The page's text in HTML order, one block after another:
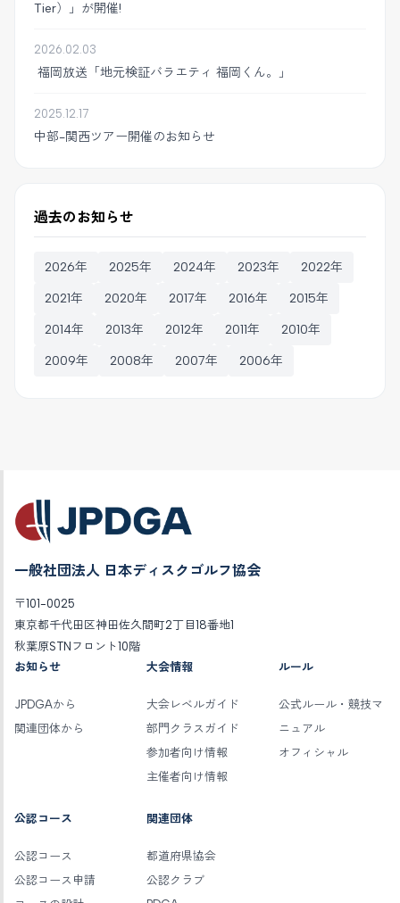
Tier）」が開催!
2026.02.03
福岡放送「地元検証バラエティ 福岡くん。」
2025.12.17
中部-関西ツアー開催のお知らせ
過去のお知らせ
2026年 2025年 2024年 2023年 2022年
2021年 2020年 2017年 2016年 2015年
2014年 2013年 2012年 2011年 2010年
2009年 2008年 2007年 2006年
一般社団法人 日本ディスクゴルフ協会
〒101-0025
東京都千代田区神田佐久間町2丁目18番地1
秋葉原STNフロント10階
お知らせ
JPDGAから
関連団体から
大会情報
大会レベルガイド
部門クラスガイド
参加者向け情報
主催者向け情報
ルール
公式ルール・競技マ
ニュアル
オフィシャル
公認コース
公認コース
公認コース申請
関連団体
都道府県協会
公認クラブ